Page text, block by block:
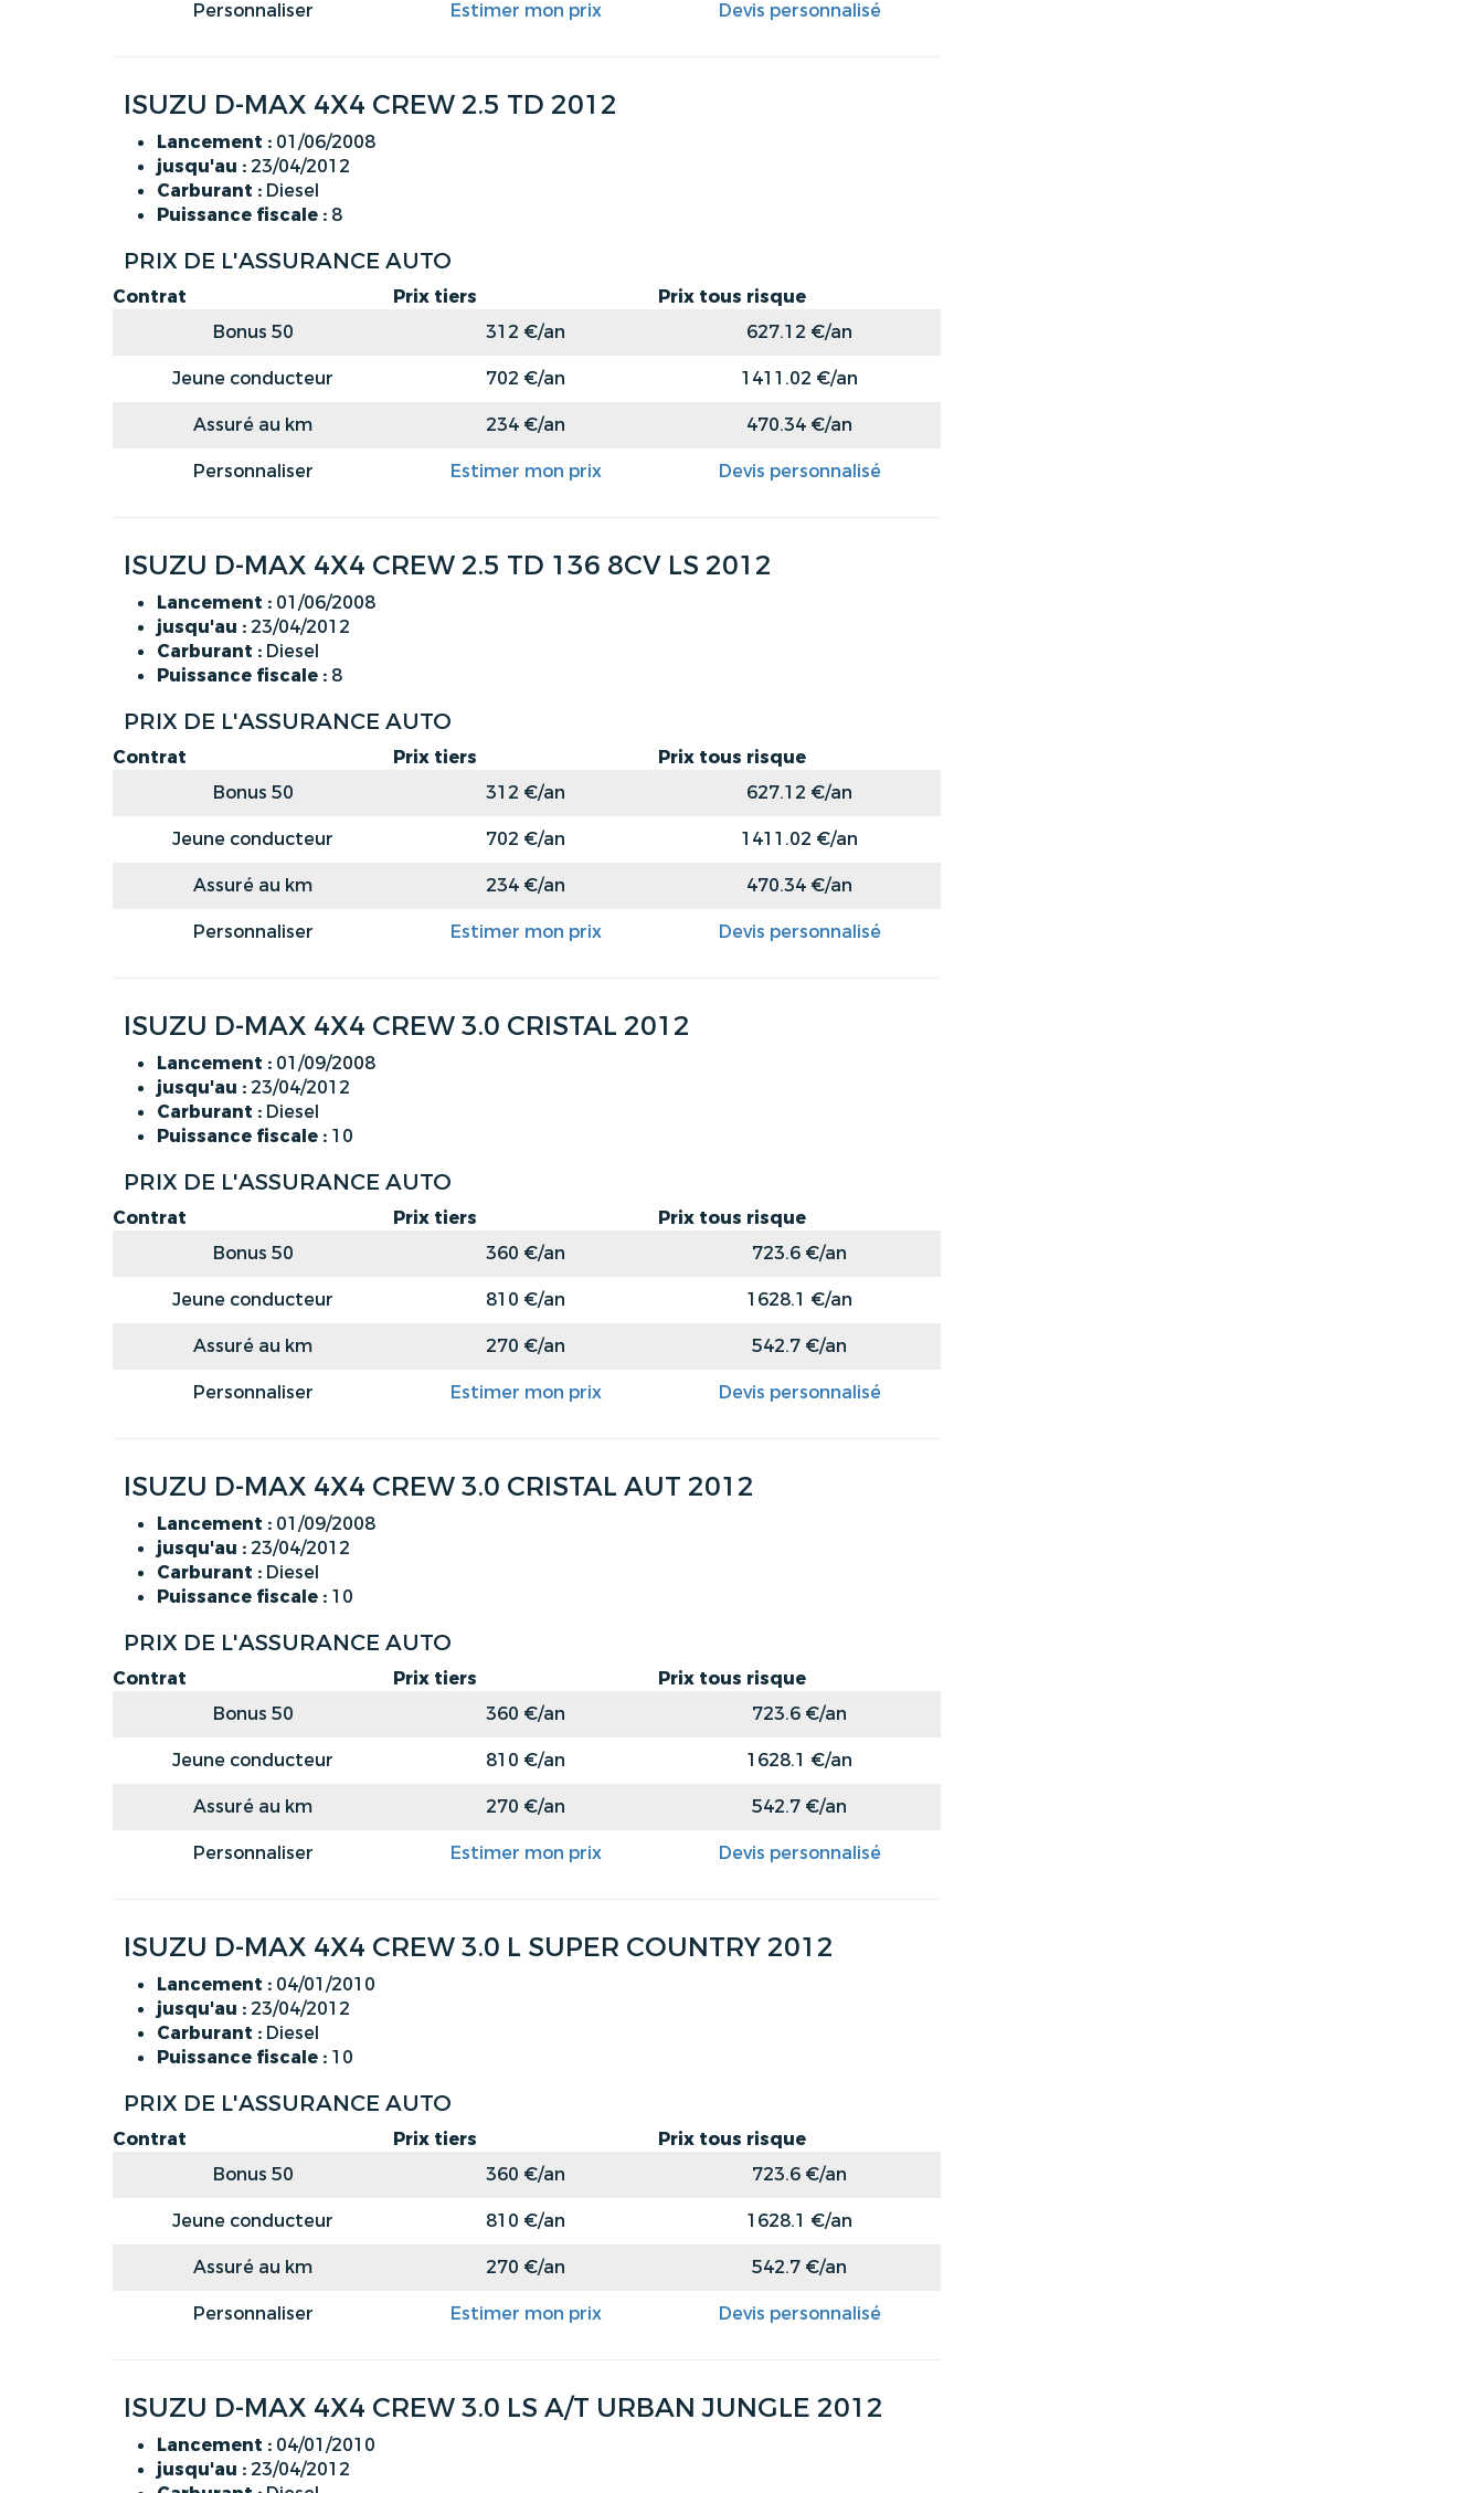
Personnaliser
Estimer mon prix Devis personnalisé
ISUZU D-MAX 4X4 CREW 2.5 TD 2012
Lancement : 01/06/2008
jusqu'au : 23/04/2012
Carburant : Diesel
Puissance fiscale : 8
PRIX DE L'ASSURANCE AUTO
Contrat Prix tiers
Prix tous risque
Bonus 50
312 €/an
627.12 €/an
Jeune conducteur
702 €/an
1411.02 €/an
Assuré au km
234 €/an
470.34 €/an
Personnaliser
Estimer mon prix Devis personnalisé
ISUZU D-MAX 4X4 CREW 2.5 TD 136 8CV LS 2012
Lancement : 01/06/2008
jusqu'au : 23/04/2012
Carburant : Diesel
Puissance fiscale : 8
PRIX DE L'ASSURANCE AUTO
Contrat Prix tiers
Prix tous risque
Bonus 50
312 €/an
627.12 €/an
Jeune conducteur
702 €/an
1411.02 €/an
Assuré au km
234 €/an
470.34 €/an
Personnaliser
Estimer mon prix Devis personnalisé
ISUZU D-MAX 4X4 CREW 3.0 CRISTAL 2012
Lancement : 01/09/2008
jusqu'au : 23/04/2012
Carburant : Diesel
Puissance fiscale : 10
PRIX DE L'ASSURANCE AUTO
Contrat Prix tiers
Prix tous risque
Bonus 50
360 €/an
723.6 €/an
Jeune conducteur
810 €/an
1628.1 €/an
Assuré au km
270 €/an
542.7 €/an
Personnaliser
Estimer mon prix Devis personnalisé
ISUZU D-MAX 4X4 CREW 3.0 CRISTAL AUT 2012
Lancement : 01/09/2008
jusqu'au : 23/04/2012
Carburant : Diesel
Puissance fiscale : 10
PRIX DE L'ASSURANCE AUTO
Contrat Prix tiers
Prix tous risque
Bonus 50
360 €/an
723.6 €/an
Jeune conducteur
810 €/an
1628.1 €/an
Assuré au km
270 €/an
542.7 €/an
Personnaliser
Estimer mon prix Devis personnalisé
ISUZU D-MAX 4X4 CREW 3.0 L SUPER COUNTRY 2012
Lancement : 04/01/2010
jusqu'au : 23/04/2012
Carburant : Diesel
Puissance fiscale : 10
PRIX DE L'ASSURANCE AUTO
Contrat Prix tiers
Prix tous risque
Bonus 50
360 €/an
723.6 €/an
Jeune conducteur
810 €/an
1628.1 €/an
Assuré au km
270 €/an
542.7 €/an
Personnaliser
Estimer mon prix Devis personnalisé
ISUZU D-MAX 4X4 CREW 3.0 LS A/T URBAN JUNGLE 2012
Lancement : 04/01/2010
jusqu'au : 23/04/2012